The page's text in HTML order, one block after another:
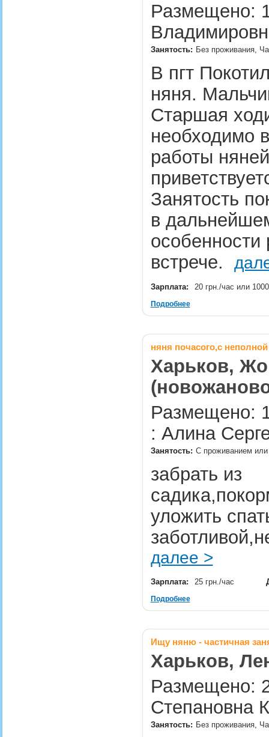
Размещено:
Занятость: Без проживания,
В пгт
няня.
Старшая
необходимо
работы
Занятость
в
особенности
встрече.
Зарплата: 20 грн./час или
Подробнее
няня почасого,с
Харьков,
Размещено:
: Алина
Занятость: С проживанием или
забрать из
уложить
далее >
Зарплата: 25 грн./час
Подробнее
Ищу няню - частичная
Харьков,
Размещено:
Степановна
Занятость: Без проживания,